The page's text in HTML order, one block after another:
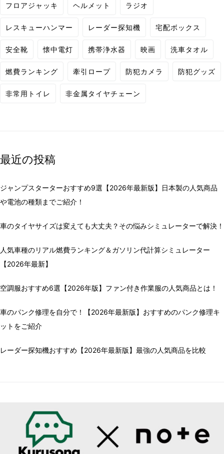
フロアジャッキ ヘルメット ラジオ
レスキューハンマー レーダー探知機 宅配ボックス
安全靴 懐中電灯 携帯浄水器 映画 洗車タオル
燃費ランキング 牽引ロープ 防犯カメラ 防犯グッズ
非常用トイレ 非金属タイヤチェーン
最近の投稿
ジャンプスターターおすすめ9選【2026年最新版】日本製の人気商品
や電池の種類までご紹介！
車のタイヤサイズは変えても大丈夫？その悩みシミュレーターで解決！
人気車種のリアル燃費ランキング＆ガソリン代計算シミュレーター
【2026年最新】
空調服おすすめ6選【2026年版】ファン付き作業服の人気商品とは！
車のパンク修理を自分で！【2026年最新版】おすすめのパンク修理キ
ットをご紹介
レーダー探知機おすすめ【2026年最新版】最強の人気商品を比較